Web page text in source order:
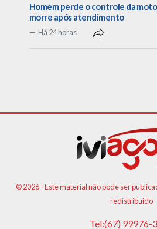
Homem perde o controle da
morre após atendimento
Há 24 horas
© 2026 - Este material não pode ser
redistribuído
Tel:(67) 99976-